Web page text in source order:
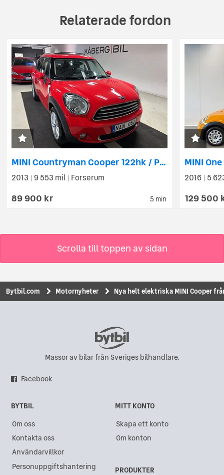
Relaterade fordon
5 min
MINI Countryman Cooper 122hk / Panoramaglastak / Navi
2013 9 553 mil Forserum
89 900 kr
2016 5
129 500
Scrolla till toppen av sidan
Bytbil.com Motornyheter Nya helt elektriska MINI Cooper
Massor av bilar från Sveriges bilhandlare.
Facebook
BYTBIL
Om oss
Kontakta oss
Användarvillkor
Personuppgiftshantering
MITT KONTO
Skapa ett konto
Om konton
PRODUKTER